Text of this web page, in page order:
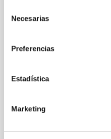
Necesarias
Preferencias
Estadística
Marketing
monitoring of the
quadruply-imaged
2237+0305, the Einstein
technique. This technique